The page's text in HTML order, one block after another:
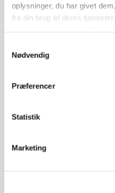
oplysninger, du har givet
fra din brug af deres
Nødvendig
Præferencer
Statistik
Marketing
MARKED